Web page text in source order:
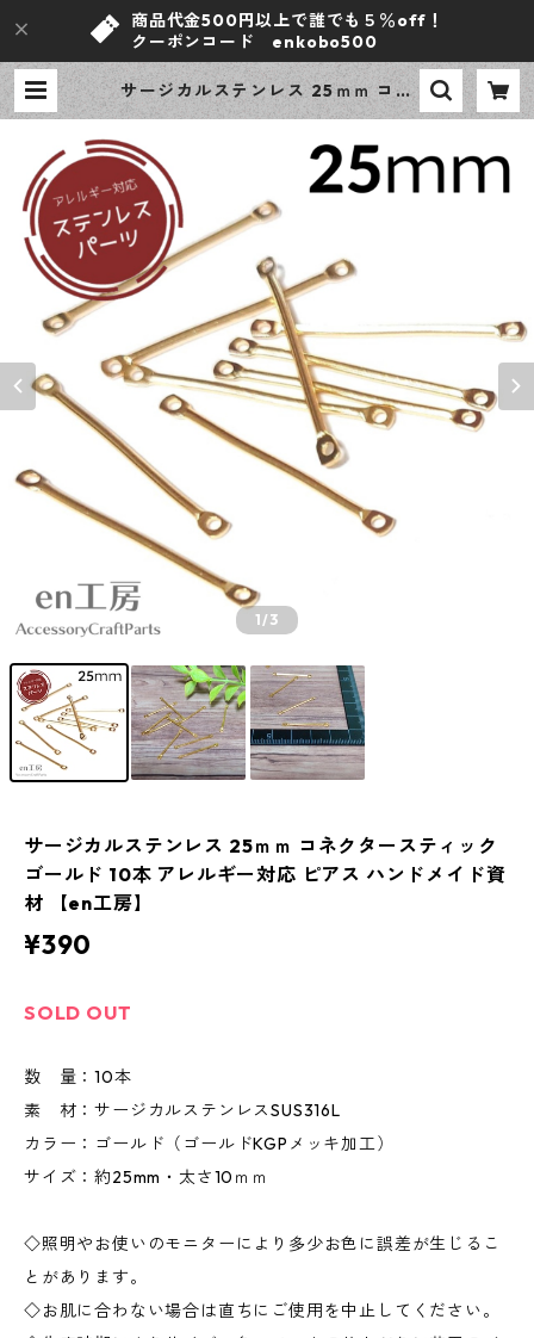
商品代金500円以上で誰でも５％off！
クーポンコード enkobo500
サージカルステンレス 25ｍｍ コネ
クタースティック ゴールド 10本 ア
資材 【en工房】 | ｅｎ工房
1/3
サージカルステンレス 25ｍｍ コネクタースティック
ゴールド 10本 アレルギー対応 ピアス ハンドメイド資
材 【en工房】
¥390
SOLD OUT
数 量：10本
素 材：サージカルステンレスSUS316L
カラー：ゴールド（ゴールドKGPメッキ加工）
サイズ：約25mm・太さ10ｍｍ
◇照明やお使いのモニターにより多少お色に誤差が生じるこ
とがあります。
◇お肌に合わない場合は直ちにご使用を中止してください。